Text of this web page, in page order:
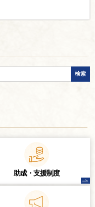
助成・支援制度